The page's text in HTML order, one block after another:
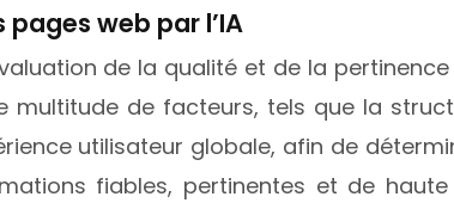
web par l’IA
de la qualité et de la
de facteurs, tels que la
utilisateur globale, afin de
fiables, pertinentes et de